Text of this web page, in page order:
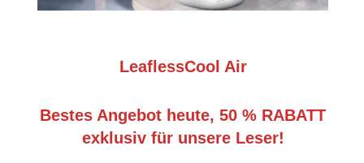
LeaflessCool Air
Bestes Angebot heute, 50 % RABATT
exklusiv für unsere Leser!